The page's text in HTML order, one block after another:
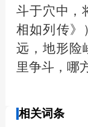
斗于穴中，
相如列传》
远，地形险
里争斗，哪
相关词条